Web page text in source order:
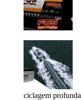
ciclagem profunda